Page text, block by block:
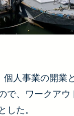
個人事業の開業
で、ワークアウ
した。